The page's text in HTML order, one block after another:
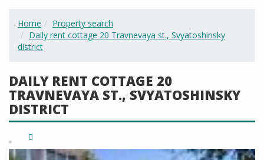
Home
Property search
Daily rent cottage 20 Travnevaya st., Svyatoshinsky
district
DAILY RENT COTTAGE 20
TRAVNEVAYA ST., SVYATOSHINSKY
DISTRICT